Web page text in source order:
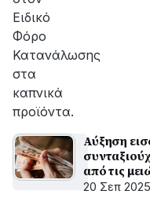
Ειδικό
Φόρο
Κατανάλωσης
στα
καπνικά
προϊόντα.
Αύξηση
από τις
20 Σεπ